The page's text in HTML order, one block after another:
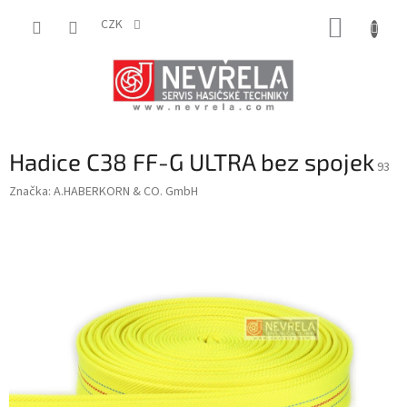
CZK
Hadice C38 FF-G ULTRA bez spojek 93
Značka: A.HABERKORN & CO. GmbH